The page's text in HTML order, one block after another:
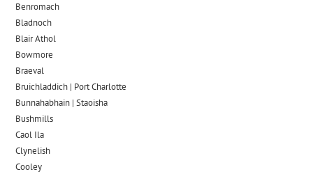
Benromach
Bladnoch
Blair Athol
Bowmore
Braeval
Bruichladdich | Port Charlotte
Bunnahabhain | Staoisha
Bushmills
Caol Ila
Clynelish
Cooley